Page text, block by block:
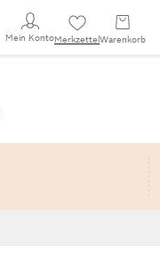
Mein KontoMerkzettel Warenkorb